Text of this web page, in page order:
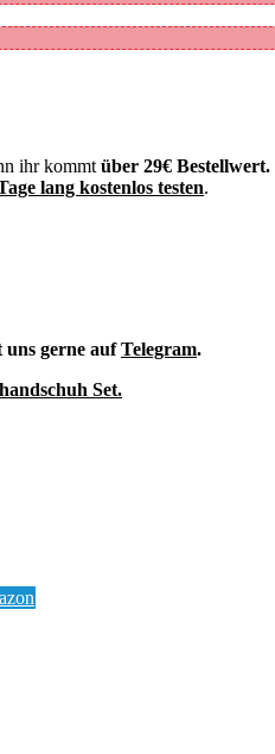
ihr kommt über 29€ Bestellwert.
lang kostenlos testen.
uns gerne aufTelegram.
Set.